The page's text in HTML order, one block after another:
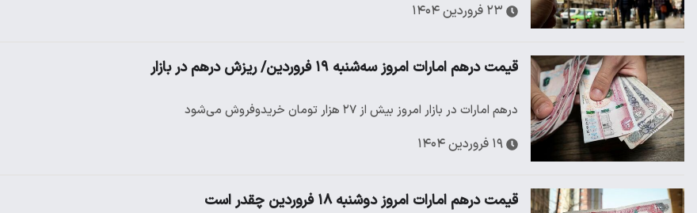
۲۳ فروردین ۱۴۰۴
قیمت درهم امارات امروز سه‌شنبه ۱۹ فروردین/ ریزش درهم در بازار
درهم امارات در بازار امروز بیش از ۲۷ هزار تومان خریدوفروش می‌شود
۱۹ فروردین ۱۴۰۴
قیمت درهم امارات امروز دوشنبه ۱۸ فروردین چقدر است